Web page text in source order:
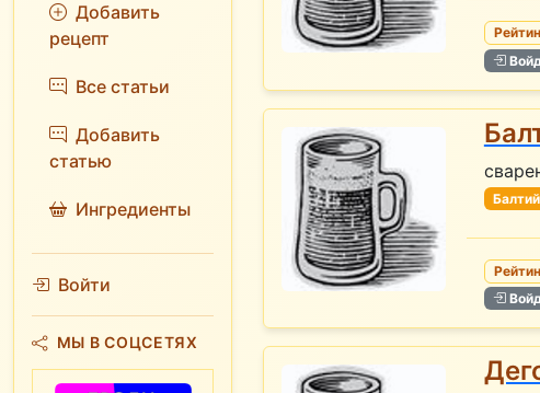
Добавить
рецепт
Все статьи
Добавить
статью
Ингредиенты
Войти
МЫ В СОЦСЕТЯХ